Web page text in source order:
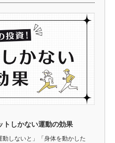
トしかない運動の効果
しないと」「身体を動かした